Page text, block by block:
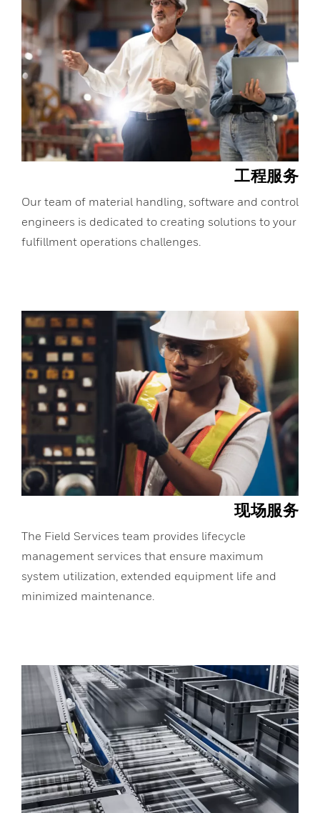
工程服务
Our team of material handling, software and control
engineers is dedicated to creating solutions to your
fulfillment operations challenges.
现场服务
The Field Services team provides lifecycle
management services that ensure maximum
system utilization, extended equipment life and
minimized maintenance.